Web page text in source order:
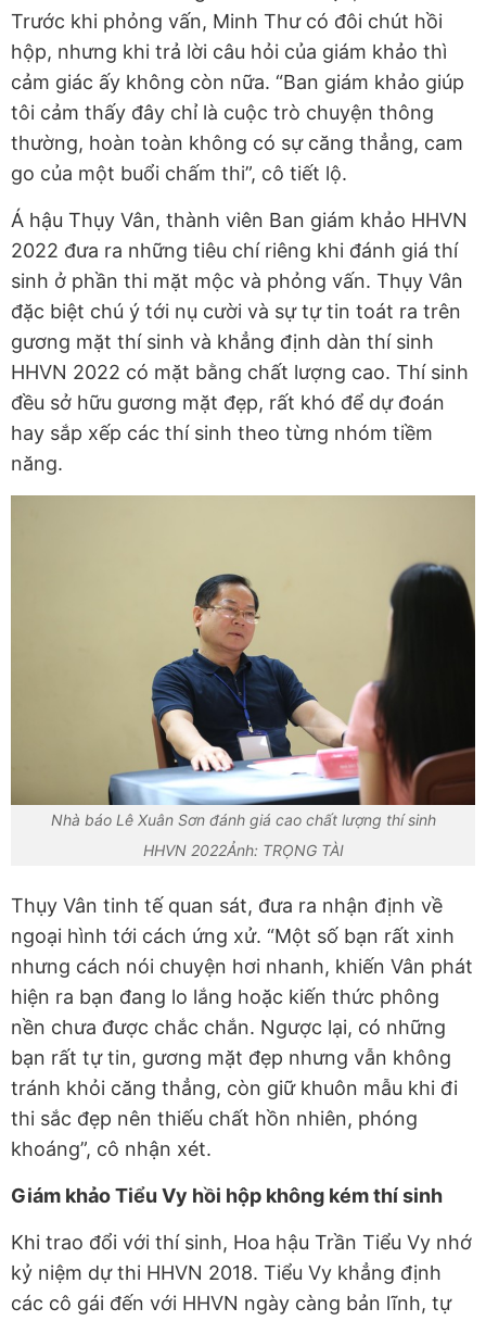
Trước khi phỏng vấn, Minh Thư có đôi chút hồi
hộp, nhưng khi trả lời câu hỏi của giám khảo thì
cảm giác ấy không còn nữa. “Ban giám khảo giúp
tôi cảm thấy đây chỉ là cuộc trò chuyện thông
thường, hoàn toàn không có sự căng thẳng, cam
go của một buổi chấm thi”, cô tiết lộ.
Á hậu Thụy Vân, thành viên Ban giám khảo HHVN
2022 đưa ra những tiêu chí riêng khi đánh giá thí
sinh ở phần thi mặt mộc và phỏng vấn. Thụy Vân
đặc biệt chú ý tới nụ cười và sự tự tin toát ra trên
gương mặt thí sinh và khẳng định dàn thí sinh
HHVN 2022 có mặt bằng chất lượng cao. Thí sinh
đều sở hữu gương mặt đẹp, rất khó để dự đoán
hay sắp xếp các thí sinh theo từng nhóm tiềm
năng.
Nhà báo Lê Xuân Sơn đánh giá cao chất lượng thí sinh
HHVN 2022Ảnh: TRỌNG TÀI
Thụy Vân tinh tế quan sát, đưa ra nhận định về
ngoại hình tới cách ứng xử. “Một số bạn rất xinh
nhưng cách nói chuyện hơi nhanh, khiến Vân phát
hiện ra bạn đang lo lắng hoặc kiến thức phông
nền chưa được chắc chắn. Ngược lại, có những
bạn rất tự tin, gương mặt đẹp nhưng vẫn không
tránh khỏi căng thẳng, còn giữ khuôn mẫu khi đi
thi sắc đẹp nên thiếu chất hồn nhiên, phóng
khoáng”, cô nhận xét.
Giám khảo Tiểu Vy hồi hộp không kém thí sinh
Khi trao đổi với thí sinh, Hoa hậu Trần Tiểu Vy nhớ
kỷ niệm dự thi HHVN 2018. Tiểu Vy khẳng định
các cô gái đến với HHVN ngày càng bản lĩnh, tự